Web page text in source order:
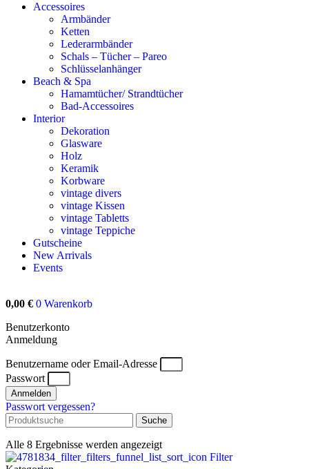
Accessoires
Armbänder
Ketten
Lederarmbänder
Schals – Tücher – Pareo
Schlüsselanhänger
Beach & Spa
Hamamtücher/ Strandtücher
Bad-Accessoires
Interior
Dekoration
Glasware
Holz
Keramik
Korbware
vintage divers
vintage Kissen
vintage Tabletts
vintage Teppiche
Gutscheine
New Arrivals
Events
0,00 € 0 Warenkorb
Benutzerkonto
Anmeldung
Benutzername oder Email-Adresse
Passwort
Anmelden
Passwort vergessen?
Suche
Alle 8 Ergebnisse werden angezeigt
Filter